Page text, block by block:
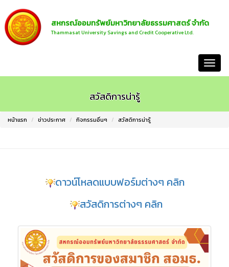
สหกรณ์ออมทรัพย์มหาวิทยาลัยธรรมศาสตร์ จำกัด
Thammasat University Savings and Credit Cooperative Ltd.
สวัสดิการน่ารู้
หน้าแรก ข่าวประกาศ กิจกรรมอื่นๆ สวัสดิการน่ารู้
ดาวน์โหลดแบบฟอร์มต่างๆ คลิก
สวัสดิการต่างๆ คลิก